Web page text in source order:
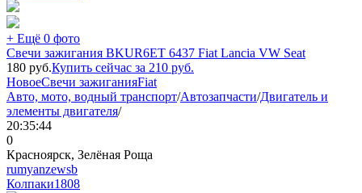
+ Ещё 0 фото
Свечи зажигания BKUR6ET 6437 Fiat Lancia VW Seat
180 руб.Купить сейчас за 210 руб.
НовоеСвечи зажиганияFiat
Авто, мото, водный транспорт/Автозапчасти/Двигатель и
элементы двигателя/
20:35:44
0
Красноярск, Зелёная Роща
rumyanzewsb
Колпаки1808